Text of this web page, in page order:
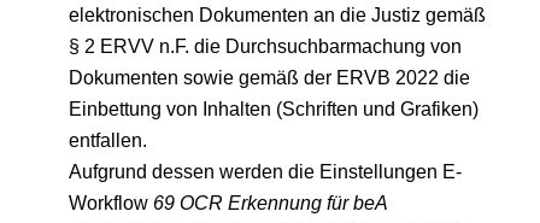
elektronischen Dokumenten an die Justiz gemäß
§ 2 ERVV n.F. die Durchsuchbarmachung von
Dokumenten sowie gemäß der ERVB 2022 die
Einbettung von Inhalten (Schriften und Grafiken)
entfallen.
Aufgrund dessen werden die Einstellungen E-
Workflow 69 OCR Erkennung für beA